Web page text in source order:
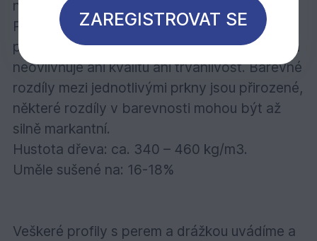
nekorodující připevňovací prostředky.
Přirozené světlé zešednutí po téměř
půlročním vystavení povětrnosti je normální a
neovlivňuje ani kvalitu ani trvanlivost. Barevné
rozdíly mezi jednotlivými prkny jsou přirozené,
některé rozdíly v barevnosti mohou být až
silně markantní.
Hustota dřeva: ca. 340 – 460 kg/m3.
Uměle sušené na: 16-18%
Veškeré profily s perem a drážkou uvádíme a
ZAREGISTROVAT SE